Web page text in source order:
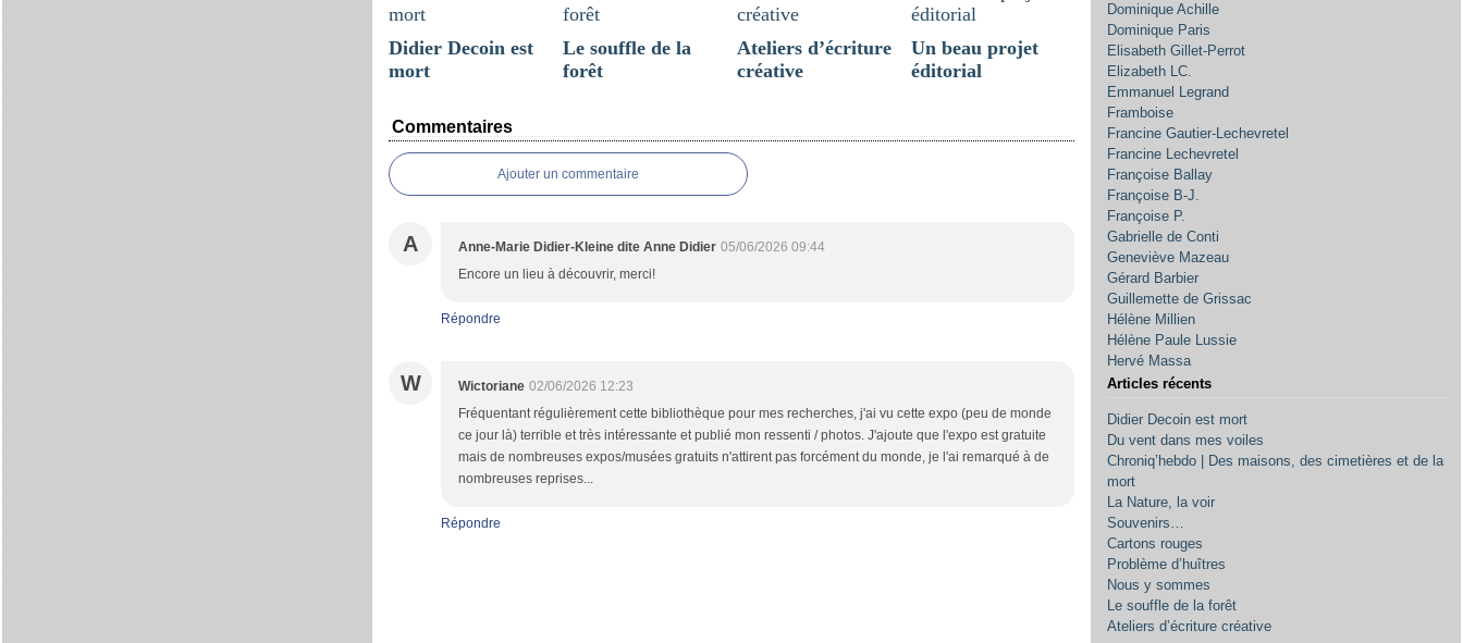
Didier Decoin est
mort
Le souffle de la
forêt
Ateliers d’écriture
créative
Un beau projet
éditorial
Commentaires
Ajouter un commentaire
A Anne-Marie Didier-Kleine dite Anne Didier 05/06/2026 09:44
Encore un lieu à découvrir, merci!
Répondre
W Wictoriane 02/06/2026 12:23
Fréquentant régulièrement cette bibliothèque pour mes recherches, j'ai vu cette expo (peu de monde
ce jour là) terrible et très intéressante et publié mon ressenti / photos. J'ajoute que l'expo est gratuite
mais de nombreuses expos/musées gratuits n'attirent pas forcément du monde, je l'ai remarqué à de
nombreuses reprises...
Répondre
Dominique Achille
Dominique Paris
Elisabeth Gillet-Perrot
Elizabeth LC.
Emmanuel Legrand
Framboise
Francine Gautier-Lechevretel
Francine Lechevretel
Françoise Ballay
Françoise B-J.
Françoise P.
Gabrielle de Conti
Geneviève Mazeau
Gérard Barbier
Guillemette de Grissac
Hélène Millien
Hélène Paule Lussie
Hervé Massa
Articles récents
Didier Decoin est mort
Du vent dans mes voiles
Chroniq’hebdo | Des maisons, des cimetières et de la
mort
La Nature, la voir
Souvenirs…
Cartons rouges
Problème d’huîtres
Nous y sommes
Le souffle de la forêt
Ateliers d’écriture créative